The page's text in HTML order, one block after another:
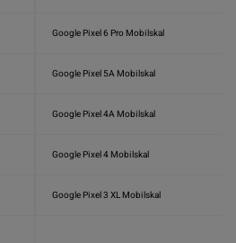
Google Pixel 6 Pro Mobilskal
Google Pixel 5A Mobilskal
Google Pixel 4A Mobilskal
Google Pixel 4 Mobilskal
Google Pixel 3 XL Mobilskal